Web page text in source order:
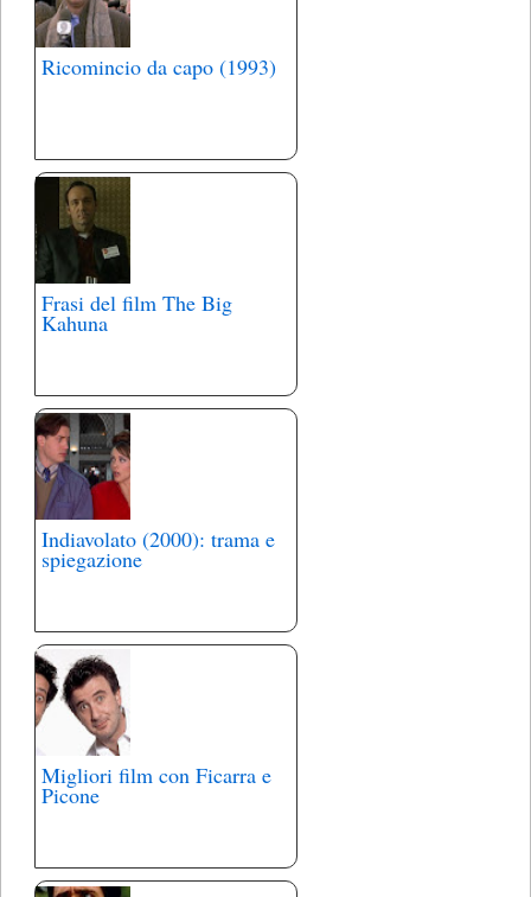
Ricomincio da capo (1993)
Frasi del film The Big
Kahuna
Indiavolato (2000): trama e
spiegazione
Migliori film con Ficarra e
Picone